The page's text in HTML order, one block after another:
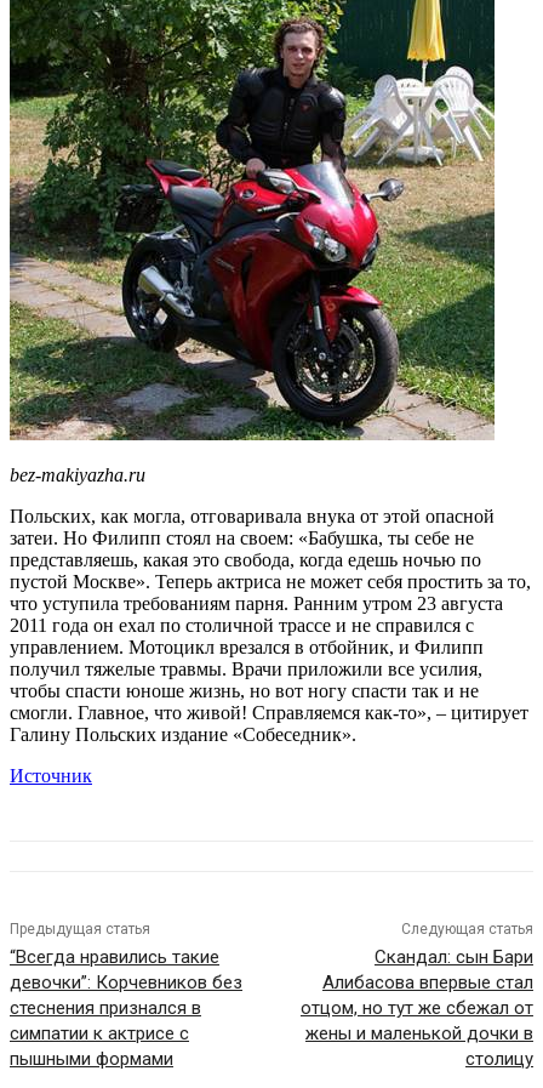
bez-makiyazha.ru
Польских, как могла, отговаривала внука от этой опасной
затеи. Но Филипп стоял на своем: «Бабушка, ты себе не
представляешь, какая это свобода, когда едешь ночью по
пустой Москве». Теперь актриса не может себя простить за то,
что уступила требованиям парня. Ранним утром 23 августа
2011 года он ехал по столичной трассе и не справился с
управлением. Мотоцикл врезался в отбойник, и Филипп
получил тяжелые травмы. Врачи приложили все усилия,
чтобы спасти юноше жизнь, но вот ногу спасти так и не
смогли. Главное, что живой! Справляемся как-то», – цитирует
Галину Польских издание «Собеседник».
Источник
Предыдущая статья
“Всегда нравились такие
девочки”: Корчевников без
стеснения признался в
симпатии к актрисе с
пышными формами
Следующая статья
Скандал: сын Бари
Алибасова впервые стал
отцом, но тут же сбежал от
жены и маленькой дочки в
столицу